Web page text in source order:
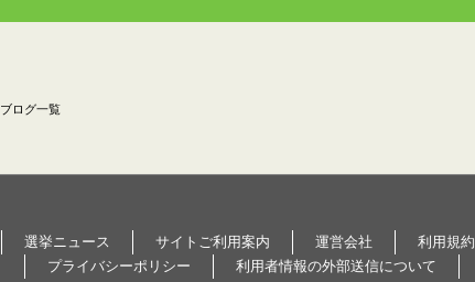
ブログ一覧
選挙ニュース サイトご利用案内 運営会社 利用規約
プライバシーポリシー
利用者情報の外部送信について